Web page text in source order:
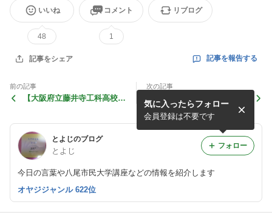
いいね
48
コメント
1
リブログ
記事をシェア 記事を報告する
前の記事
【大阪府立藤井寺工科高校リ
次の記事
藤井寺工科高校の制服
とよじのブログ
とよじ
今日の言葉や八尾市民大学講座などの情報を紹介します
気に入ったらフォロー
会員登録は不要です
フォロー
オヤジジャンル 622位